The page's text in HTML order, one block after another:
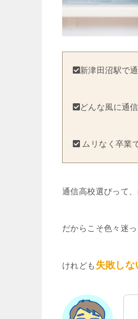
新津田沼駅で
どんな風に通
ムリなく卒業
通信高校選びって
だからこそ色々迷
けれども 失敗し